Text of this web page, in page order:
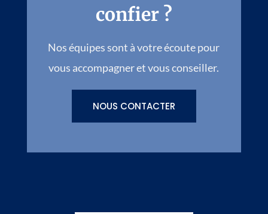
confier ?
Nos équipes sont à votre écoute pour
vous accompagner et vous conseiller.
NOUS CONTACTER